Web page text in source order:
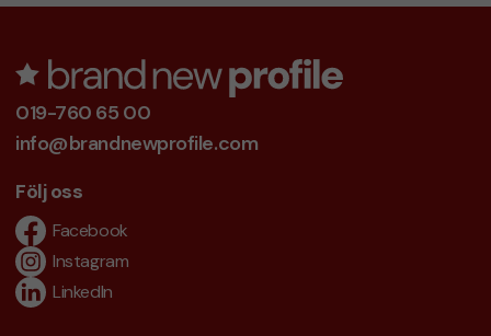
019-760 65 00
info@brandnewprofile.com
Följ oss
Facebook
Instagram
LinkedIn